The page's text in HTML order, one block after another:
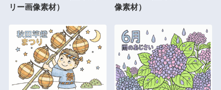
リー画像素材）
像素材）